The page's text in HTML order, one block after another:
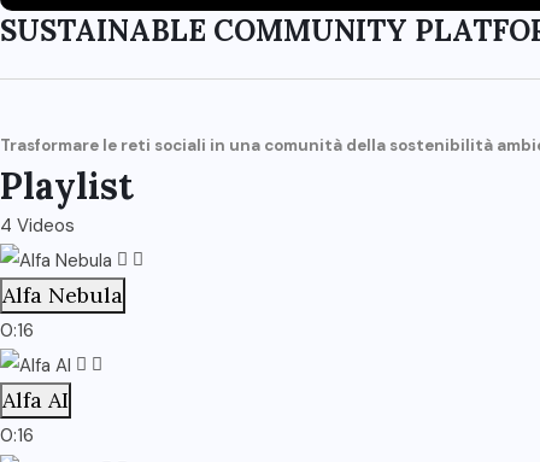
SUSTAINABLE COMMUNITY
Trasformare le reti sociali in una comunità della sostenibilità
Playlist
4 Videos
Alfa Nebula
0:16
Alfa AI
0:16